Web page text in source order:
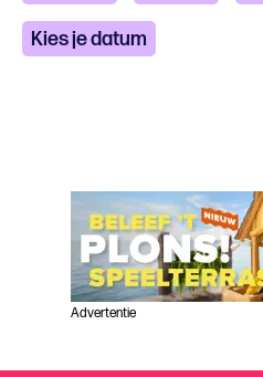
Kies je datum
Advertentie